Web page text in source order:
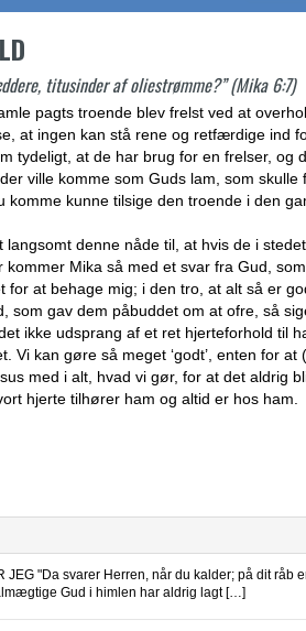
titusinder af oliestrømme?” (Mika 6:7)
pagts troende blev frelst ved at
at ingen kan stå rene og retfærdige ind
tydeligt, at de har brug for en frelser, og
ville komme som Guds lam, som
kunne tilsige den troende i den
denne nåde til, at hvis de i
Mika så med et svar fra Gud,
for at behage mig; i den tro, at alt så er
som gav dem påbuddet om at ofre, så
ikke udsprang af et ret hjerteforhold til
Vi kan gøre så meget ‘godt’, enten for
med i alt, hvad vi gør, for at det aldrig
hjerte tilhører ham og altid er hos ham.
JEG "Da svarer Herren, når du kalder; på dit råb
Gud i himlen har aldrig lagt […]